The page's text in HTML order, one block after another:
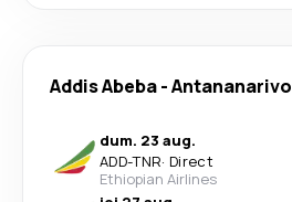
Addis Abeba-Antananarivo
dum. 23 aug.
ADD-TNR· Direct
Ethiopian Airlines